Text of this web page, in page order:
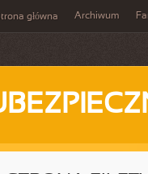
główna Archiwum